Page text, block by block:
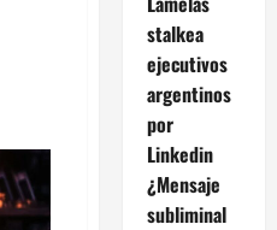
stalkea
ejecutivos
argentinos
por
Linkedin
¿Mensaje
subliminal